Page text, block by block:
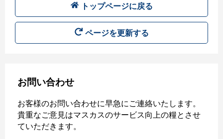
トップページに戻る
ページを更新する
お問い合わせ
お客様のお問い合わせに早急にご連絡いたします。
貴重なご意見はマスカスのサービス向上の糧とさせ
ていただきます。